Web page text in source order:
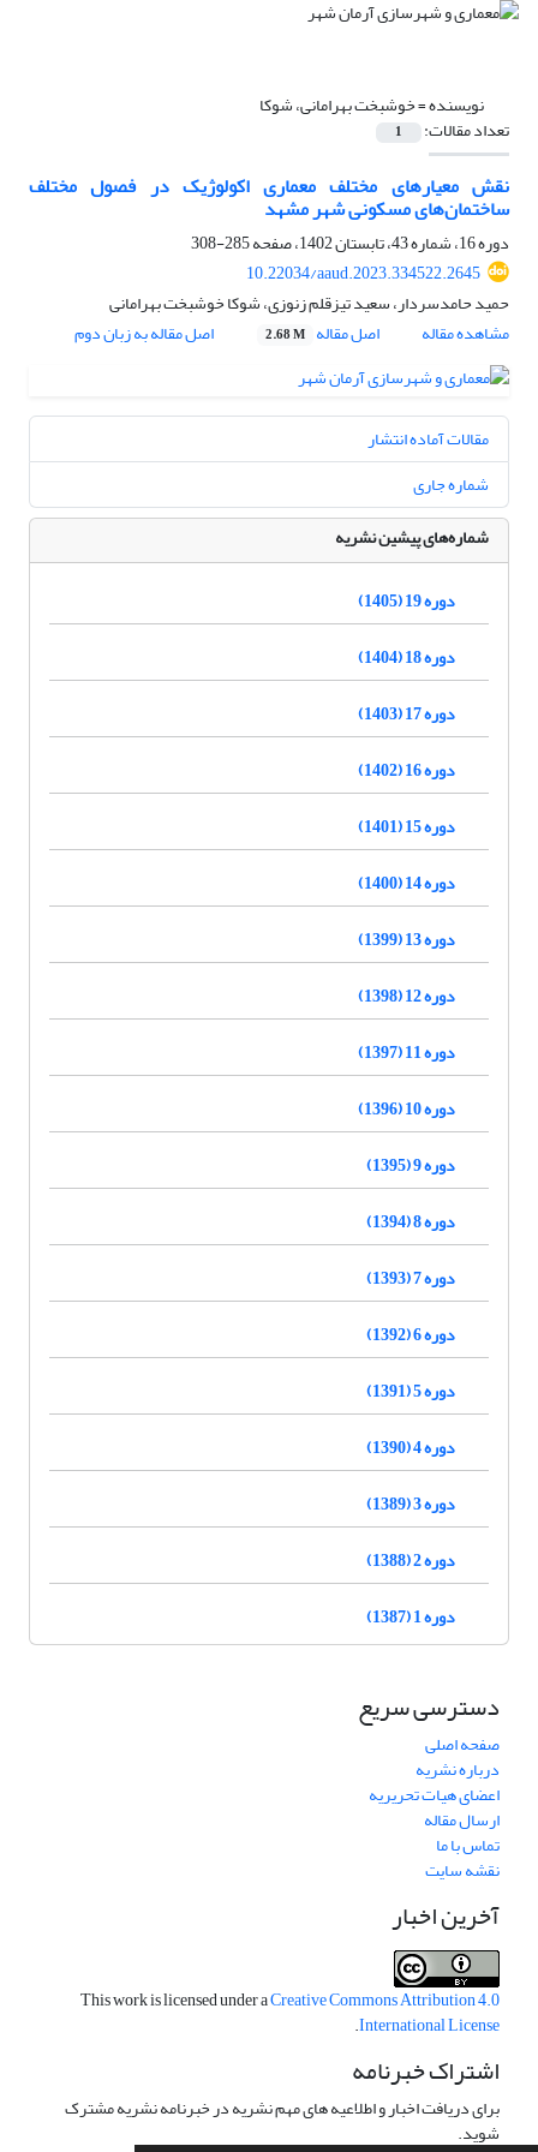
نویسنده =خوشبخت بهرامانی، شوکا
تعداد مقالات: 1
نقش معیارهای مختلف معماری اکولوژیک در فصول مختلف
ساختمان‌های مسکونی شهر مشهد
دوره 16، شماره 43، تابستان 1402، صفحه
285-308
10.22034/aaud.2023.334522.2645
حمید حامدسردار، سعید تیزقلم زنوزی، شوکا خوشبخت بهرامانی
مشاهده مقاله
اصل مقاله 2.68 M اصل مقاله به زبان دوم
مقالات آماده انتشار
شماره جاری
شماره‌های پیشین نشریه
دوره 19 (1405)
دوره 18 (1404)
دوره 17 (1403)
دوره 16 (1402)
دوره 15 (1401)
دوره 14 (1400)
دوره 13 (1399)
دوره 12 (1398)
دوره 11 (1397)
دوره 10 (1396)
دوره 9 (1395)
دوره 8 (1394)
دوره 7 (1393)
دوره 6 (1392)
دوره 5 (1391)
دوره 4 (1390)
دوره 3 (1389)
دوره 2 (1388)
دوره 1 (1387)
دسترسی سریع
صفحه اصلی
درباره نشریه
اعضای هیات تحریریه
ارسال مقاله
تماس با ما
نقشه سایت
آخرین اخبار
This work is licensed under aCreative Commons Attribution 4.0
International License
.
اشتراک خبرنامه
برای دریافت اخبار و اطلاعیه های مهم نشریه در خبرنامه نشریه مشترک
شوید.